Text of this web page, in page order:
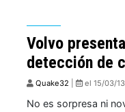
Volvo
detección de
Quake32 el 15/03/
No es sorpresa ni